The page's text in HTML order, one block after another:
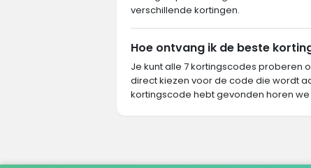
verschillende kortingen.
Hoe ontvang ik de beste
Je kunt alle 7 kortingscodes proberen
direct kiezen voor de code die wordt
kortingscode hebt gevonden horen